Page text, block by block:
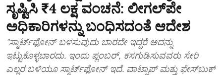
ಸೃಷ್ಟಿಸಿ ₹4 ಲಕ್ಷ ವಂಚನೆ: ಲೀಗಲ್‌ಪೇ
ಅಧಿಕಾರಿಗಳನ್ನು ಬಂಧಿಸದಂತೆ ಆದೇಶ
"ಸ್ಮಾರ್ಟ್‌ಫೋನ್‌ ಬಳಸುವುದು ಬಾರದೇ ಇದ್ದರೆ ಅದನ್ನು
ಇಟ್ಟುಕೊಳ್ಳಬಾರದು. ಇಂದು ಪ್ಲಂಬರ್, ಕಸಗುಡಿಸುವವರು ಸೇರಿ
ಎಲ್ಲರ ಬಳಿಯೂ ಸ್ಮಾರ್ಟ್‌ಫೋನ್‌ ಇದೆ. ವಾಟ್ಸಾಪ್‌ ಮತ್ತು ಫೇಸ್‌ಬುಕ್‌